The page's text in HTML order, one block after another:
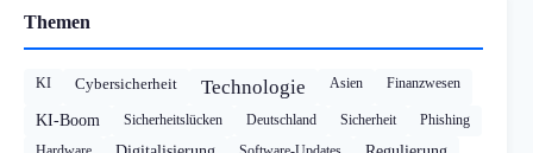
Themen
KI Cybersicherheit Technologie Asien Finanzwesen
KI-Boom Sicherheitslücken Deutschland Sicherheit
Phishing